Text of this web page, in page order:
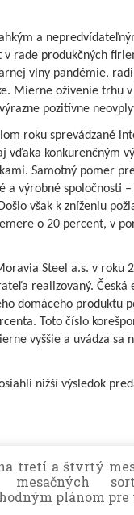
a
v rade produkčných
vlny pandémie,
Mierne oživenie trhu
pozitívne
roku sprevádzané
vďaka konkurenčným
Samotný pomer
a výrobné spoločnosti
však k zníženiu
o 20 percent, v
Steel a.s. v roku
realizovaný. Česká
domáceho produktu
Toto číslo
vyššie a uvádza sa
nižší výsledok
tretí a štvrtý
plánom pre